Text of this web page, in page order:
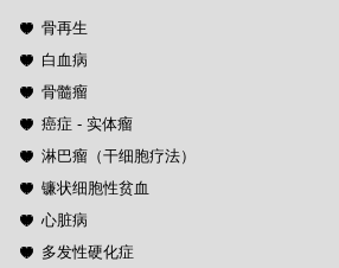
骨再生
白血病
骨髓瘤
癌症 - 实体瘤
淋巴瘤（干细胞疗法）
镰状细胞性贫血
心脏病
多发性硬化症